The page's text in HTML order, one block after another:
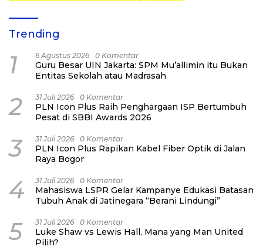
Trending
1 6 Agustus 2026 0 Komentar
Guru Besar UIN Jakarta: SPM Mu’allimin itu Bukan
Entitas Sekolah atau Madrasah
2 31 Juli 2026 0 Komentar
PLN Icon Plus Raih Penghargaan ISP Bertumbuh
Pesat di SBBI Awards 2026
3 31 Juli 2026 0 Komentar
PLN Icon Plus Rapikan Kabel Fiber Optik di Jalan
Raya Bogor
4 31 Juli 2026 0 Komentar
Mahasiswa LSPR Gelar Kampanye Edukasi Batasan
Tubuh Anak di Jatinegara “Berani Lindungi”
5 31 Juli 2026 0 Komentar
Luke Shaw vs Lewis Hall, Mana yang Man United
Pilih?